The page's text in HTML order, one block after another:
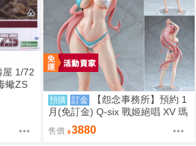
屋 1/72
蠍ZS
預購 訂金
【怨念事務所】預約 1
月(免訂金) Q-six 戰姬絕唱 XV 瑪
麗亞 比基尼Ver 1/7 油光版 0920
售價 3880